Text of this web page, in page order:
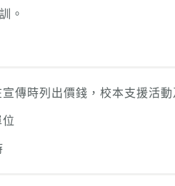
。
傳時列出價錢，校本支援活